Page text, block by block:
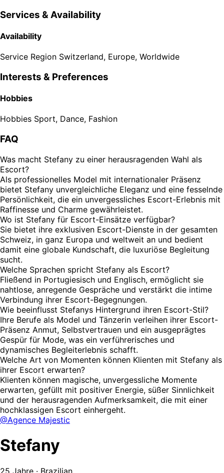
Services & Availability
Availability
Service Region Switzerland, Europe, Worldwide
Interests & Preferences
Hobbies
Hobbies Sport, Dance, Fashion
FAQ
Was macht Stefany zu einer herausragenden Wahl als
Escort?
Als professionelles Model mit internationaler Präsenz
bietet Stefany unvergleichliche Eleganz und eine fesselnde
Persönlichkeit, die ein unvergessliches Escort-Erlebnis mit
Raffinesse und Charme gewährleistet.
Wo ist Stefany für Escort-Einsätze verfügbar?
Sie bietet ihre exklusiven Escort-Dienste in der gesamten
Schweiz, in ganz Europa und weltweit an und bedient
damit eine globale Kundschaft, die luxuriöse Begleitung
sucht.
Welche Sprachen spricht Stefany als Escort?
Fließend in Portugiesisch und Englisch, ermöglicht sie
nahtlose, anregende Gespräche und verstärkt die intime
Verbindung ihrer Escort-Begegnungen.
Wie beeinflusst Stefanys Hintergrund ihren Escort-Stil?
Ihre Berufe als Model und Tänzerin verleihen ihrer Escort-
Präsenz Anmut, Selbstvertrauen und ein ausgeprägtes
Gespür für Mode, was ein verführerisches und
dynamisches Begleiterlebnis schafft.
Welche Art von Momenten können Klienten mit Stefany als
ihrer Escort erwarten?
Klienten können magische, unvergessliche Momente
erwarten, gefüllt mit positiver Energie, süßer Sinnlichkeit
und der herausragenden Aufmerksamkeit, die mit einer
hochklassigen Escort einhergeht.
@Agence Majestic
Stefany
25 Jahre · Brazilian